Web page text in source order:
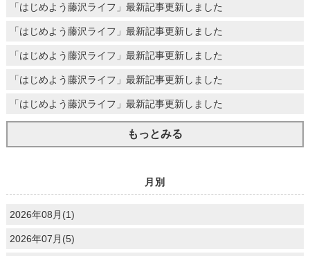
「はじめよう藤沢ライフ」最新記事更新しました
「はじめよう藤沢ライフ」最新記事更新しました
「はじめよう藤沢ライフ」最新記事更新しました
「はじめよう藤沢ライフ」最新記事更新しました
「はじめよう藤沢ライフ」最新記事更新しました
もっとみる
月別
2026年08月(1)
2026年07月(5)